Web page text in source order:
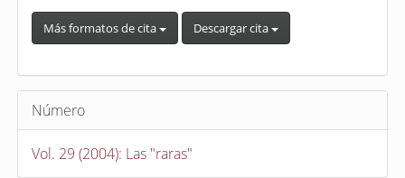
Más formatos de cita Descargar cita
Número
Vol. 29 (2004): Las "raras"